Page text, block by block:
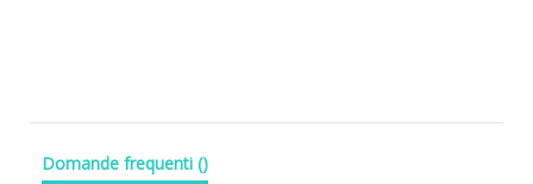
Domande frequenti ()